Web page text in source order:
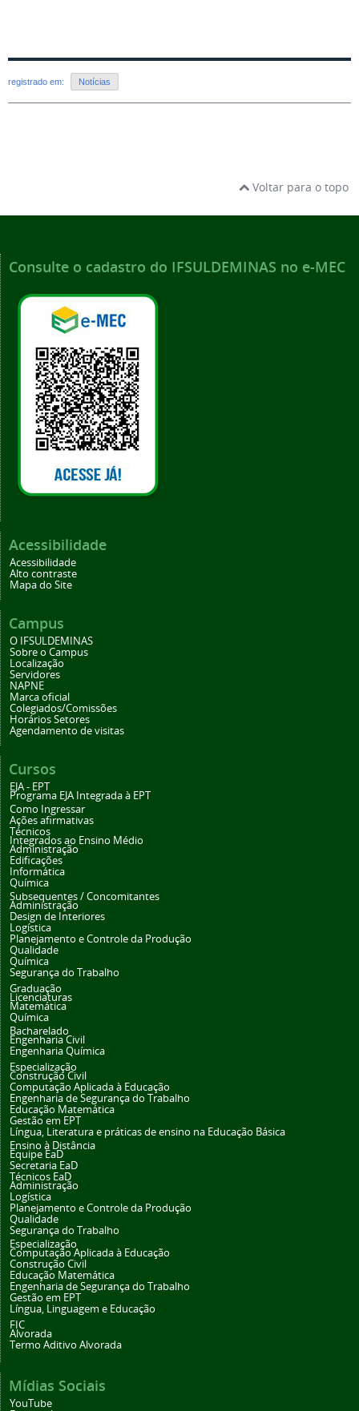
registrado em: Notícias
Voltar para o topo
Consulte o cadastro do IFSULDEMINAS no e-MEC
Acessibilidade
Acessibilidade
Alto contraste
Mapa do Site
Campus
O IFSULDEMINAS
Sobre o Campus
Localização
Servidores
NAPNE
Marca oficial
Colegiados/Comissões
Horários Setores
Agendamento de visitas
Cursos
EJA - EPT
Programa EJA Integrada à EPT
Como Ingressar
Ações afirmativas
Técnicos
Integrados ao Ensino Médio
Administração
Edificações
Informática
Química
Subsequentes / Concomitantes
Administração
Design de Interiores
Logística
Planejamento e Controle da Produção
Qualidade
Química
Segurança do Trabalho
Graduação
Licenciaturas
Matemática
Química
Bacharelado
Engenharia Civil
Engenharia Química
Especialização
Construção Civil
Computação Aplicada à Educação
Engenharia de Segurança do Trabalho
Educação Matemática
Gestão em EPT
Língua, Literatura e práticas de ensino na Educação Básica
Ensino à Distância
Equipe EaD
Secretaria EaD
Técnicos EaD
Administração
Logística
Planejamento e Controle da Produção
Qualidade
Segurança do Trabalho
Especialização
Computação Aplicada à Educação
Construção Civil
Educação Matemática
Engenharia de Segurança do Trabalho
Gestão em EPT
Língua, Linguagem e Educação
FIC
Alvorada
Termo Aditivo Alvorada
Mídias Sociais
YouTube